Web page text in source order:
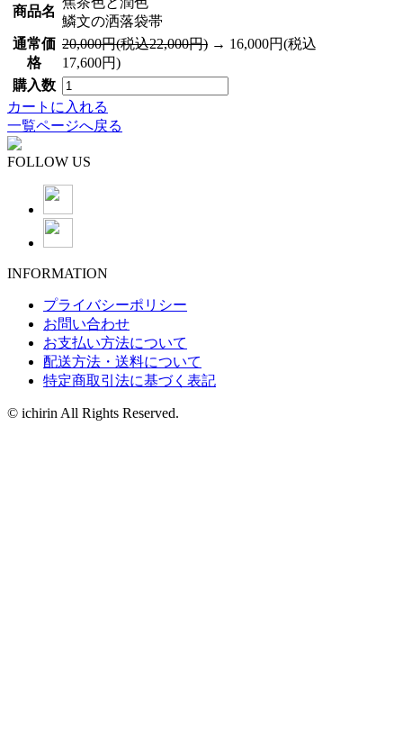
商品名
鱗文の洒落袋帯
通常価
格
20,000円(税込22,000円) → 16,000円(税込
17,600円)
購入数
カートに入れる
一覧ページへ戻る
FOLLOW US
INFORMATION
プライバシーポリシー
お問い合わせ
お支払い方法について
配送方法・送料について
特定商取引法に基づく表記
© ichirin All Rights Reserved.